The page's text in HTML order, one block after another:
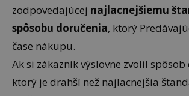
zodpovedajúcej najlacnejšiemu
spôsobu doručenia, ktorý
čase nákupu.
Ak si zákazník výslovne zvolil
ktorý je drahší než najlacnejšia